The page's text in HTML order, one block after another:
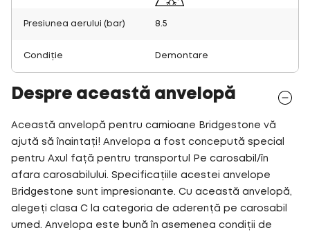
Presiunea aerului (bar) 8.5
Condiție Demontare
Despre această anvelopă
Această anvelopă pentru camioane Bridgestone vă
ajută să înaintați! Anvelopa a fost concepută special
pentru Axul față pentru transportul Pe carosabil/în
afara carosabilului. Specificațiile acestei anvelope
Bridgestone sunt impresionante. Cu această anvelopă,
alegeți clasa C la categoria de aderență pe carosabil
umed. Anvelopa este bună în asemenea condiții de